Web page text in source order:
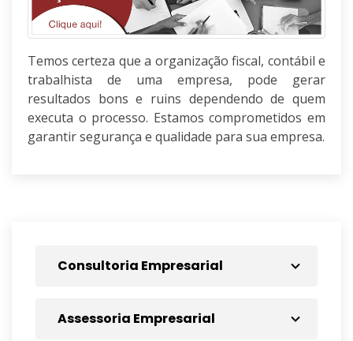
Consultoria Empresarial
Assessoria Empresarial
Temos certeza que a organização fiscal, contábil e
trabalhista de uma empresa, pode gerar
resultados bons e ruins dependendo de quem
executa o processo. Estamos comprometidos em
garantir segurança e qualidade para sua empresa.